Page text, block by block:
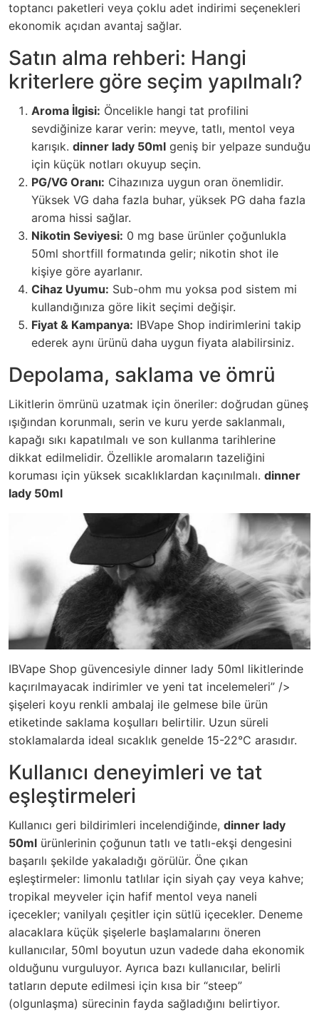
toptancı paketleri veya çoklu adet indirimi seçenekleri
ekonomik açıdan avantaj sağlar.
Satın alma rehberi: Hangi
kriterlere göre seçim yapılmalı?
Aroma İlgisi: Öncelikle hangi tat profilini
sevdiğinize karar verin: meyve, tatlı, mentol veya
karışık. dinner lady 50ml geniş bir yelpaze sunduğu
için küçük notları okuyup seçin.
PG/VG Oranı: Cihazınıza uygun oran önemlidir.
Yüksek VG daha fazla buhar, yüksek PG daha fazla
aroma hissi sağlar.
Nikotin Seviyesi: 0 mg base ürünler çoğunlukla
50ml shortfill formatında gelir; nikotin shot ile
kişiye göre ayarlanır.
Cihaz Uyumu: Sub-ohm mu yoksa pod sistem mi
kullandığınıza göre likit seçimi değişir.
Fiyat & Kampanya: IBVape Shop indirimlerini takip
ederek aynı ürünü daha uygun fiyata alabilirsiniz.
Depolama, saklama ve ömrü
Likitlerin ömrünü uzatmak için öneriler: doğrudan güneş
ışığından korunmalı, serin ve kuru yerde saklanmalı,
kapağı sıkı kapatılmalı ve son kullanma tarihlerine
dikkat edilmelidir. Özellikle aromaların tazeliğini
koruması için yüksek sıcaklıklardan kaçınılmalı. dinner
lady 50ml
IBVape Shop güvencesiyle dinner lady 50ml likitlerinde
kaçırılmayacak indirimler ve yeni tat incelemeleri” />
şişeleri koyu renkli ambalaj ile gelmese bile ürün
etiketinde saklama koşulları belirtilir. Uzun süreli
stoklamalarda ideal sıcaklık genelde 15-22°C arasıdır.
Kullanıcı deneyimleri ve tat
eşleştirmeleri
Kullanıcı geri bildirimleri incelendiğinde, dinner lady
50ml ürünlerinin çoğunun tatlı ve tatlı-ekşi dengesini
başarılı şekilde yakaladığı görülür. Öne çıkan
eşleştirmeler: limonlu tatlılar için siyah çay veya kahve;
tropikal meyveler için hafif mentol veya naneli
içecekler; vanilyalı çeşitler için sütlü içecekler. Deneme
alacaklara küçük şişelerle başlamalarını öneren
kullanıcılar, 50ml boyutun uzun vadede daha ekonomik
olduğunu vurguluyor. Ayrıca bazı kullanıcılar, belirli
tatların depute edilmesi için kısa bir “steep”
(olgunlaşma) sürecinin fayda sağladığını belirtiyor.